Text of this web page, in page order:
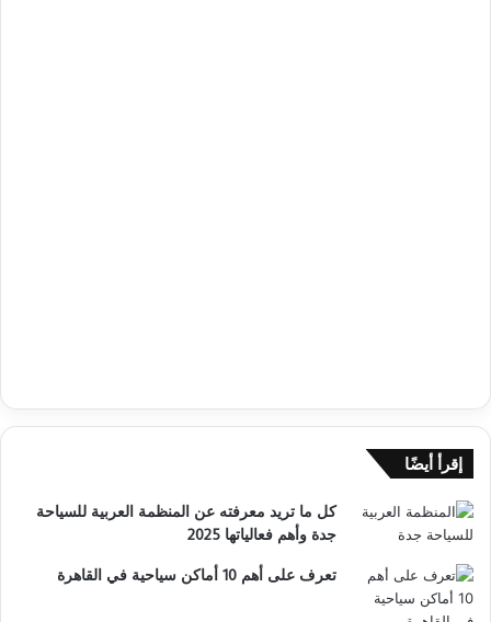
إقرأ أيضًا
كل ما تريد معرفته عن المنظمة العربية للسياحة
جدة وأهم فعالياتها 2025
تعرف على أهم 10 أماكن سياحية في القاهرة